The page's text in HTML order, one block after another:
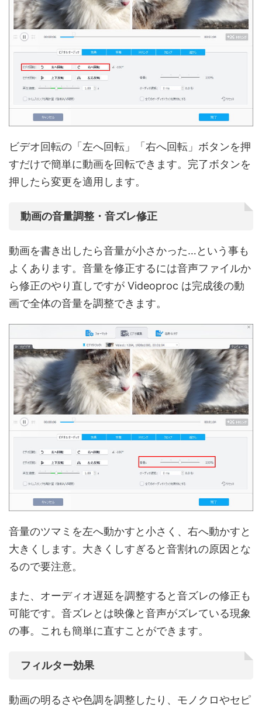
ビデオ回転の「左へ回転」「右へ回転」ボタンを押
すだけで簡単に動画を回転できます。完了ボタンを
押したら変更を適用します。
動画の音量調整・音ズレ修正
動画を書き出したら音量が小さかった…という事も
よくあります。音量を修正するには音声ファイルか
ら修正のやり直しですが Videoproc は完成後の動
画で全体の音量を調整できます。
音量のツマミを左へ動かすと小さく、右へ動かすと
大きくします。大きくしすぎると音割れの原因とな
るので要注意。
また、オーディオ遅延を調整すると音ズレの修正も
可能です。音ズレとは映像と音声がズレている現象
の事。これも簡単に直すことができます。
フィルター効果
動画の明るさや色調を調整したり、モノクロやセピ